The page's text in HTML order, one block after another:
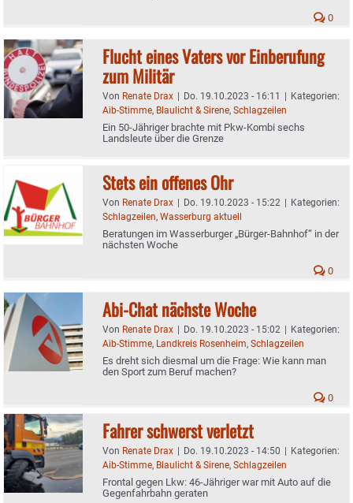
0
Flucht eines Vaters vor Einberufung
zum Militär
Von Renate Drax | Do. 19.10.2023 - 16:11 | Kategorien:
Aib-Stimme, Blaulicht & Sirene, Schlagzeilen
Ein 50-Jähriger brachte mit Pkw-Kombi sechs
Landsleute über die Grenze
Stets ein offenes Ohr
Von Renate Drax | Do. 19.10.2023 - 15:22 | Kategorien:
Schlagzeilen, Wasserburg aktuell
Beratungen im Wasserburger „Bürger-Bahnhof“ in der
nächsten Woche
0
Abi-Chat nächste Woche
Von Renate Drax | Do. 19.10.2023 - 15:02 | Kategorien:
Aib-Stimme, Landkreis Rosenheim, Schlagzeilen
Es dreht sich diesmal um die Frage: Wie kann man
den Sport zum Beruf machen?
0
Fahrer schwerst verletzt
Von Renate Drax | Do. 19.10.2023 - 14:50 | Kategorien:
Aib-Stimme, Blaulicht & Sirene, Schlagzeilen
Frontal gegen Lkw: 46-Jähriger war mit Auto auf die
Gegenfahrbahn geraten